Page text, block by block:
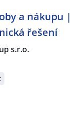
a nákupu |
řešení
s.r.o.